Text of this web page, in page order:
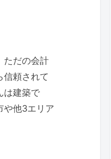
ただの会計
信頼されて
は建築で
や他3エリア